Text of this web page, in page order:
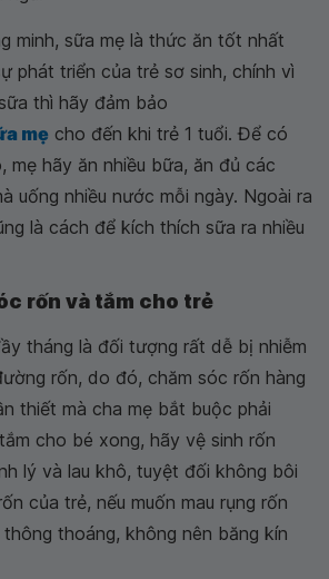
minh, sữa mẹ là thức ăn tốt nhất
phát triển của trẻ sơ sinh, chính vì
thì hãy đảm bảo
mẹ cho đến khi trẻ 1 tuổi. Để có
mẹ hãy ăn nhiều bữa, ăn đủ các
uống nhiều nước mỗi ngày. Ngoài ra
là cách để kích thích sữa ra nhiều
rốn và tắm cho trẻ
tháng là đối tượng rất dễ bị nhiễm
rốn, do đó, chăm sóc rốn hàng
thiết mà cha mẹ bắt buộc phải
cho bé xong, hãy vệ sinh rốn
lý và lau khô, tuyệt đối không bôi
của trẻ, nếu muốn mau rụng rốn
thoáng, không nên băng kín